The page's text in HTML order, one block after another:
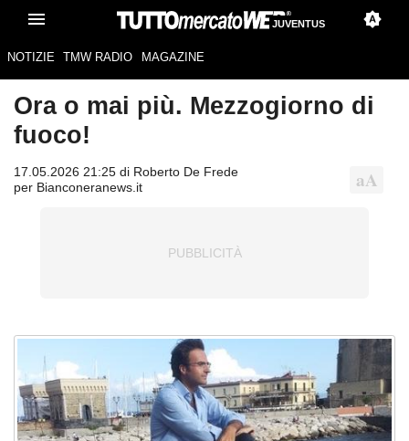
JUVENTUS
NOTIZIE TMW RADIO MAGAZINE
Ora o mai più. Mezzogiorno di
fuoco!
17.05.2026 21:25 di Roberto De Frede
per Bianconeranews.it